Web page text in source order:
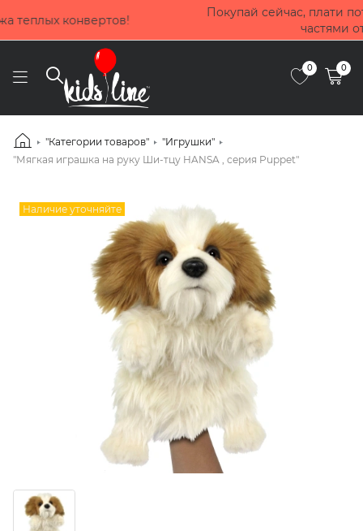
Покупай сейчас, плати потом! Выбирай оплату до 4 мес
частями от Приватбанка
0 0
"Категории товаров"
"Игрушки"
"Мягкая играшка на руку Ши-тцу HANSA , серия Puppet"
Наличие уточняйте